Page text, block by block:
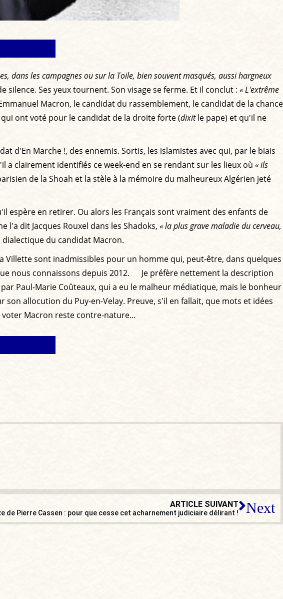
dans les campagnes ou sur la Toile, bien souvent masqués, aussi hargneux
silence. Ses yeux tournent. Son visage se ferme. Et il conclut : « L'extrême
Macron, le candidat du rassemblement, le candidat de la chance
ont voté pour le candidat de la droite forte (dixitle pape) et qu'il ne
d'En Marche !, des ennemis. Sortis, les islamistes avec qui, par le biais
a clairement identifiés ce week-end en se rendant sur les lieux où « ils
de la Shoah et la stèle à la mémoire du malheureux Algérien jeté
espère en retirer. Ou alors les Français sont vraiment des enfants de
dit Jacques Rouxel dans les Shadoks, « la plus grave maladie du cerveau,
du candidat Macron.
Villette sont inadmissibles pour un homme qui, peut-être, dans quelques
nous connaissons depuis 2012. Je préfère nettement la description
Paul-Marie Coûteaux, qui a eu le malheur médiatique, mais le bonheur
allocution du Puy-en-Velay. Preuve, s'il en fallait, que mots et idées
voter Macron reste contre-nature…
ARTICLE SUIVANT
de Pierre Cassen : pour que cesse cet acharnement judiciaire délirant ! Next